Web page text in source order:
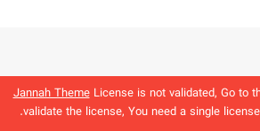
Jannah ThemeLicense is not validated, Go to
validate the license, You need a single